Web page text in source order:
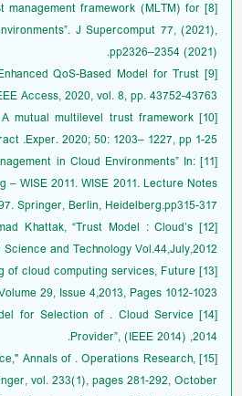
management framework (MLTM) for
J Supercomput 77, (2021),
pp2326–2354 (2021).
QoS-Based Model for Trust
Access, 2020, vol. 8, pp. 43752-43763.
A mutual multilevel trust framework
.Exper. 2020; 50: 1203– 1227, pp 1-25.
in Cloud Environments” In:
WISE 2011. WISE 2011. Lecture Notes
Springer, Berlin, Heidelberg.pp315-317.
Khattak, “Trust Model : Cloud’s
and Technology Vol.44,July,2012.
of cloud computing services, Future
29, Issue 4,2013, Pages 1012-1023,
for Selection of . Cloud Service
Provider”, (IEEE 2014) ,2014.
Annals of . Operations Research,
vol. 233(1), pages 281-292, October.